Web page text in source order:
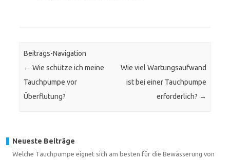
Beitrags-Navigation
← Wie schütze ich meine
Tauchpumpe vor
Überflutung?
Wie viel Wartungsaufwand
ist bei einer Tauchpumpe
erforderlich? →
Neueste Beiträge
Welche Tauchpumpe eignet sich am besten für die Bewässerung von